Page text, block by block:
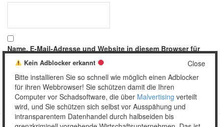
Name, E-Mail-Adresse und Website in diesem Browser für
meinen nächsten Kommentar speichern.
Close
Kein Adblocker erkannt
Bitte installieren Sie so schnell wie möglich einen Adblocker
für ihren Webbrowser! Sie schützen damit die Ihren
Computer vor Schadsoftware, die über Malvertising verteilt
wird, und Sie schützen sich selbst vor Ausspähung und
intransparentem Datenhandel durch halbseiden bis